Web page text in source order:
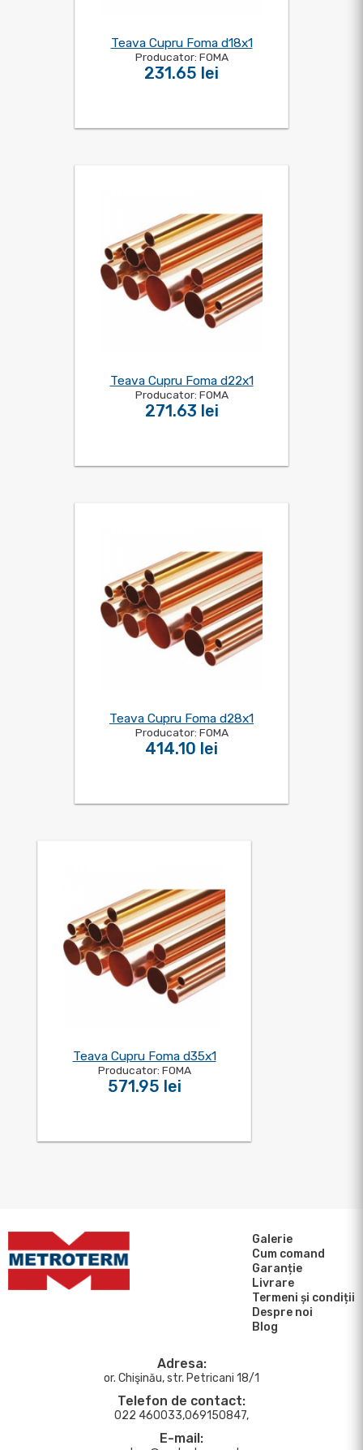
Teava Cupru Foma d18x1
Producator: FOMA
231.65 lei
Teava Cupru Foma d22x1
Producator: FOMA
271.63 lei
Teava Cupru Foma d28x1
Producator: FOMA
414.10 lei
Teava Cupru Foma d35x1
Producator: FOMA
571.95 lei
Galerie
Cum comand
Garanție
Livrare
Termeni și condiții
Despre noi
Blog
Adresa:
or. Chişinău, str. Petricani 18/1
Telefon de contact:
022 460033,069150847,
E-mail: